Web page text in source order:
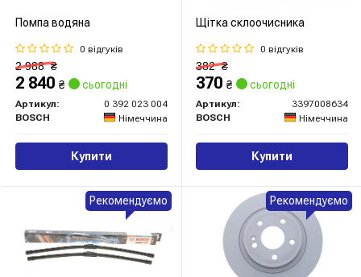
Помпа водяна
0 відгуків
2 988₴
2 840 ₴ сьогодні
Артикул:
0 392 023 004
BOSCH
Німеччина
Купити
Щітка склоочисника
0 відгуків
382₴
370 ₴ сьогодні
Артикул:
3397008634
BOSCH
Німеччина
Купити
Рекомендуємо Рекомендуємо